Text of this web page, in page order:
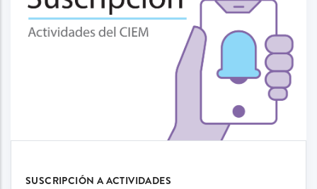
SUSCRIPCIÓN A ACTIVIDADES